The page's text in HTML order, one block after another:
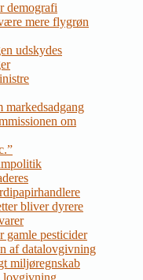
demografi
mere flygrøn
udskydes
om
bliver dyrere
gamle pesticider
af datalovgivning
miljøregnskab